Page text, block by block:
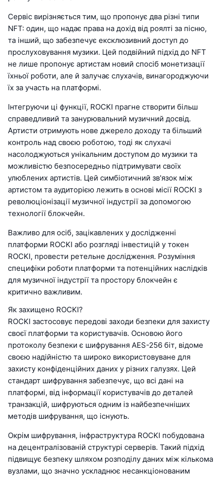
Сервіс вирізняється тим, що пропонує два різні типи
NFT: один, що надає права на дохід від роялті за пісню,
та інший, що забезпечує ексклюзивний доступ до
прослуховування музики. Цей подвійний підхід до NFT
не лише пропонує артистам новий спосіб монетизації
їхньої роботи, але й залучає слухачів, винагороджуючи
їх за участь на платформі.
Інтегруючи ці функції, ROCKI прагне створити більш
справедливий та занурювальний музичний досвід.
Артисти отримують нове джерело доходу та більший
контроль над своєю роботою, тоді як слухачі
насолоджуються унікальним доступом до музики та
можливістю безпосередньо підтримувати своїх
улюблених артистів. Цей симбіотичний зв'язок між
артистом та аудиторією лежить в основі місії ROCKI з
революціонізації музичної індустрії за допомогою
технології блокчейн.
Важливо для осіб, зацікавлених у дослідженні
платформи ROCKI або розгляді інвестицій у токен
ROCKI, провести ретельне дослідження. Розуміння
специфіки роботи платформи та потенційних наслідків
для музичної індустрії та простору блокчейн є
критично важливим.
Як захищено ROCKI?
ROCKI застосовує передові заходи безпеки для захисту
своєї платформи та користувачів. Основою його
протоколу безпеки є шифрування AES-256 біт, відоме
своєю надійністю та широко використовуване для
захисту конфіденційних даних у різних галузях. Цей
стандарт шифрування забезпечує, що всі дані на
платформі, від інформації користувачів до деталей
транзакцій, шифруються одним із найбезпечніших
методів шифрування, що існують.
Окрім шифрування, інфраструктура ROCKI побудована
на децентралізованій структурі серверів. Такий підхід
підвищує безпеку шляхом розподілу даних між кількома
вузлами, що значно ускладнює несанкціонованим